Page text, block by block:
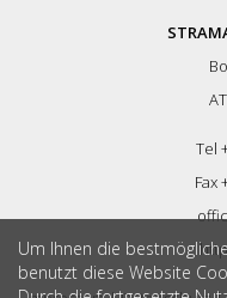
Tel
Fax
Um Ihnen die
benutzt diese Website